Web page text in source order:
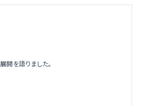
開を語りました。